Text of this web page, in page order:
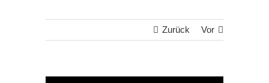
Zurück Vor